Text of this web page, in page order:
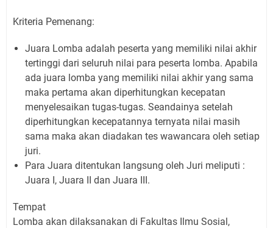
Kriteria Pemenang:
Juara Lomba adalah peserta yang memiliki nilai akhir
tertinggi dari seluruh nilai para peserta lomba. Apabila
ada juara lomba yang memiliki nilai akhir yang sama
maka pertama akan diperhitungkan kecepatan
menyelesaikan tugas-tugas. Seandainya setelah
diperhitungkan kecepatannya ternyata nilai masih
sama maka akan diadakan tes wawancara oleh setiap
juri.
Para Juara ditentukan langsung oleh Juri meliputi :
Juara I, Juara II dan Juara III.
Tempat
Lomba akan dilaksanakan di Fakultas Ilmu Sosial,